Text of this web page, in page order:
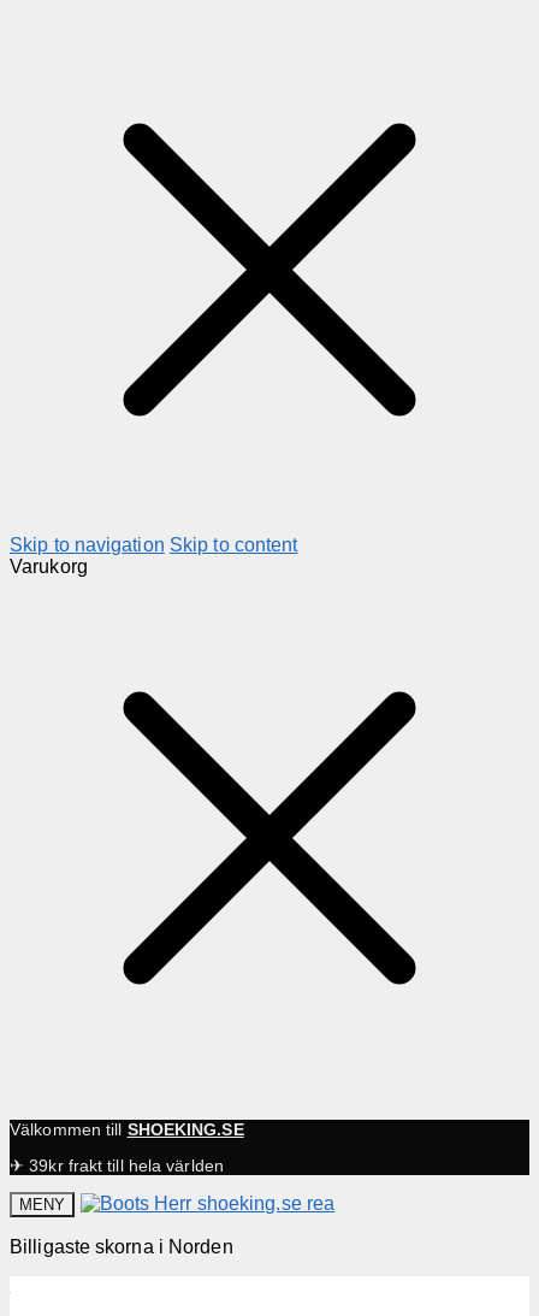
Skip to navigation Skip to content
Varukorg
Välkommen till SHOEKING.SE
✈ 39kr frakt till hela världen
MENY
Billigaste skorna i Norden